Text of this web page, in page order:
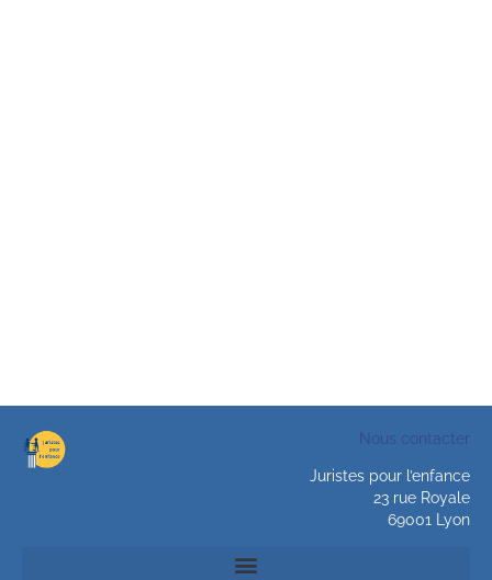
Nous contacter
Juristes pour l’enfance
23 rue Royale
69001 Lyon